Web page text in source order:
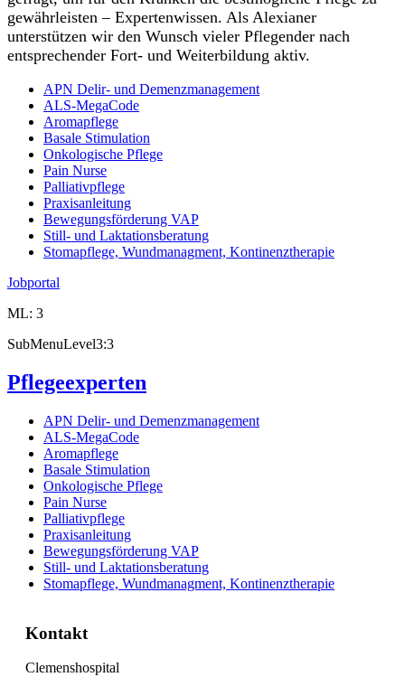
gewährleisten – Expertenwissen. Als Alexianer
unterstützen wir den Wunsch vieler Pflegender nach
entsprechender Fort- und Weiterbildung aktiv.
APN Delir- und Demenzmanagement
ALS-MegaCode
Aromapflege
Basale Stimulation
Onkologische Pflege
Pain Nurse
Palliativpflege
Praxisanleitung
Bewegungsförderung VAP
Still- und Laktationsberatung
Stomapflege, Wundmanagment, Kontinenztherapie
Jobportal
ML: 3
SubMenuLevel3:3
Pflegeexperten
APN Delir- und Demenzmanagement
ALS-MegaCode
Aromapflege
Basale Stimulation
Onkologische Pflege
Pain Nurse
Palliativpflege
Praxisanleitung
Bewegungsförderung VAP
Still- und Laktationsberatung
Stomapflege, Wundmanagment, Kontinenztherapie
Kontakt
Clemenshospital